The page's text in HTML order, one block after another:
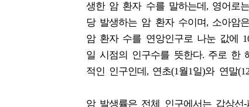
생한 암 환자 수를 말하는데, 영어로
당 발생하는 암 환자 수이며, 소아암
암 환자 수를 연앙인구로 나눈 값에
일 시점의 인구수를 뜻한다. 주로 한
적인 인구인데, 연초(1월1일)와 연말
암 발생률은 전체 인구에서는 갑상선